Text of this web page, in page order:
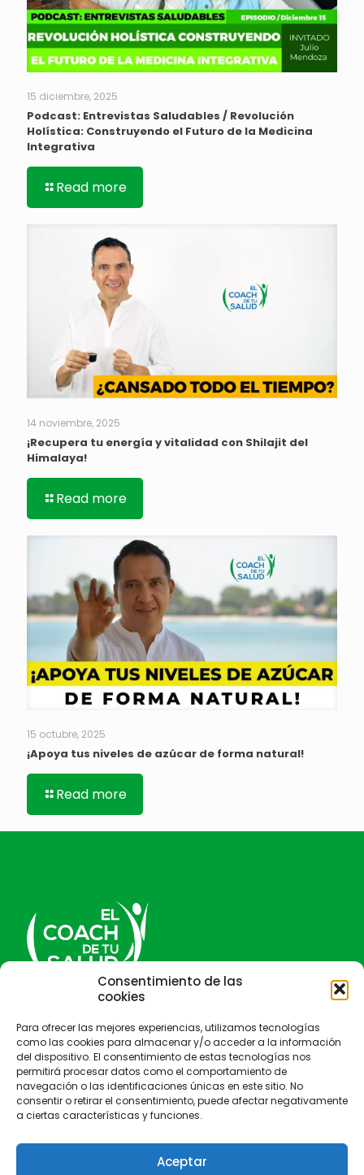
Consentimiento de las
cookies
Para ofrecer las mejores experiencias, utilizamos tecnologías
como las cookies para almacenar y/o acceder a la información
del dispositivo. El consentimiento de estas tecnologías nos
permitirá procesar datos como el comportamiento de
navegación o las identificaciones únicas en este sitio. No
consentir o retirar el consentimiento, puede afectar negativamente
a ciertas características y funciones.
Aceptar
15 diciembre, 2025
Podcast: Entrevistas Saludables / Revolución
Holística: Construyendo el Futuro de la Medicina
Integrativa
Read more
14 noviembre, 2025
¡Recupera tu energía y vitalidad con Shilajit del
Himalaya!
Read more
15 octubre, 2025
¡Apoya tus niveles de azúcar de forma natural!
Read more